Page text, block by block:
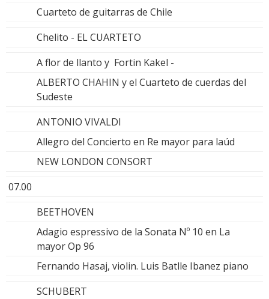
Cuarteto de guitarras de Chile
Chelito - EL CUARTETO
A flor de llanto y Fortin Kakel -
ALBERTO CHAHIN y el Cuarteto de cuerdas del
Sudeste
ANTONIO VIVALDI
Allegro del Concierto en Re mayor para laúd
NEW LONDON CONSORT
07.00
BEETHOVEN
Adagio espressivo de la Sonata Nº 10 en La
mayor Op 96
Fernando Hasaj, violin. Luis Batlle Ibanez piano
SCHUBERT